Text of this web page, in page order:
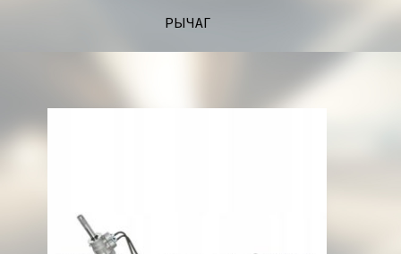
РЫЧАГ